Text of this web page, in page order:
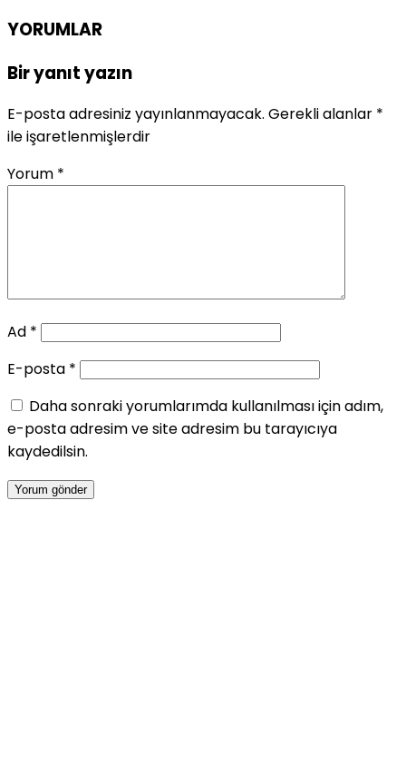
YORUMLAR
Bir yanıt yazın
E-posta adresiniz yayınlanmayacak. Gerekli alanlar *
ile işaretlenmişlerdir
Yorum *
Ad *
E-posta *
Daha sonraki yorumlarımda kullanılması için adım,
e-posta adresim ve site adresim bu tarayıcıya
kaydedilsin.